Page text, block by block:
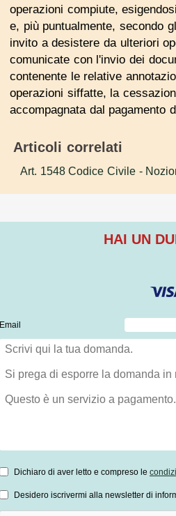
operazioni compiute,
e, più puntualmente, secondo
invito a desistere da ulteriori
comunicate con l'invio dei
contenente le relative
operazioni siffatte, la
accompagnata dal pagamento
Articoli correlati
Art. 1548 Codice Civile -
HAI UN
Email
Dichiaro di aver letto e compreso le
Desidero iscrivermi alla newsletter di